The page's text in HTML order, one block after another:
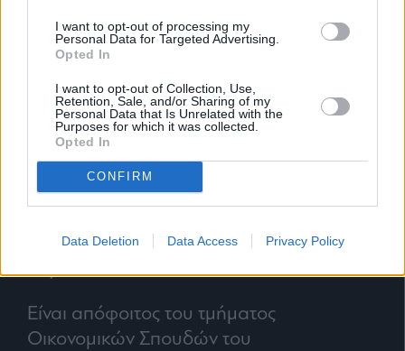
I want to opt-out of processing my
Personal Data for Targeted Advertising.
Opted In
I want to opt-out of Collection, Use,
Retention, Sale, and/or Sharing of my
Personal Data that Is Unrelated with the
Purposes for which it was collected.
Opted In
CONFIRM
Data Deletion Data Access Privacy Policy
Διευθυντής και Προϊστάμενος Τηλεόρασης
της ΕΡΤ.
Είναι απόφοιτος του τμήματος
Οικονομικών Σπουδών του